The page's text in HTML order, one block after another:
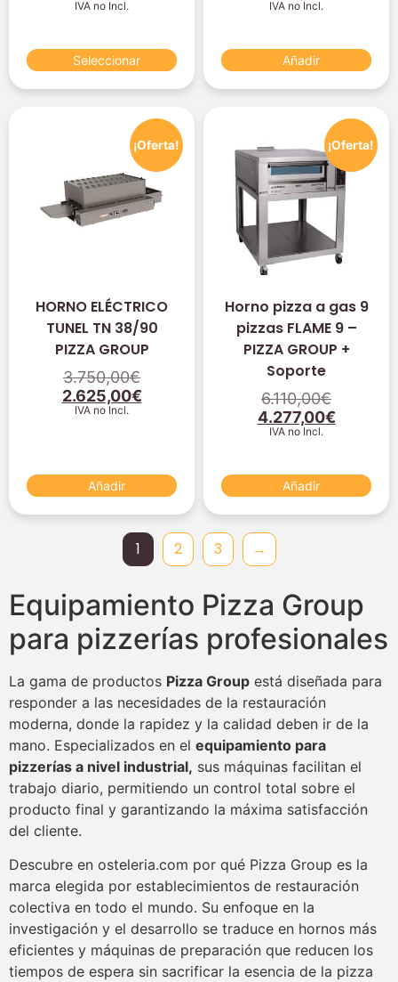
IVA no Incl.
Seleccionar
IVA no Incl.
Añadir
¡Oferta!
HORNO ELÉCTRICO
TUNEL TN 38/90
PIZZA GROUP
3.750,00€
2.625,00€
IVA no Incl.
Añadir
¡Oferta!
Horno pizza a gas 9
pizzas FLAME 9 –
PIZZA GROUP +
Soporte
6.110,00€
4.277,00€
IVA no Incl.
Añadir
1 2 3 →
Equipamiento Pizza Group
para pizzerías profesionales
La gama de productos Pizza Group está diseñada para
responder a las necesidades de la restauración
moderna, donde la rapidez y la calidad deben ir de la
mano. Especializados en el equipamiento para
pizzerías a nivel industrial, sus máquinas facilitan el
trabajo diario, permitiendo un control total sobre el
producto final y garantizando la máxima satisfacción
del cliente.
Descubre en osteleria.com por qué Pizza Group es la
marca elegida por establecimientos de restauración
colectiva en todo el mundo. Su enfoque en la
investigación y el desarrollo se traduce en hornos más
eficientes y máquinas de preparación que reducen los
tiempos de espera sin sacrificar la esencia de la pizza